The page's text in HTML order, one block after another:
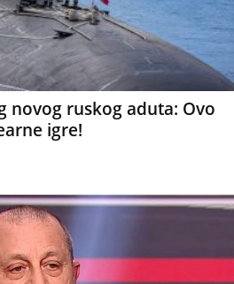
novog ruskog aduta: Ovo
igre!